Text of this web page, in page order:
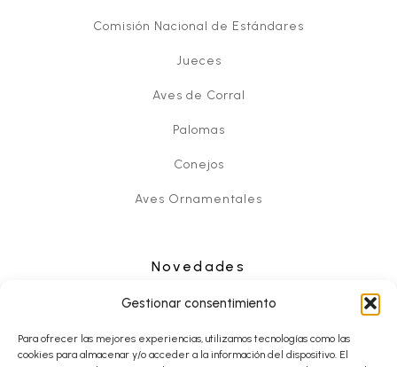
Gestionar consentimiento
Para ofrecer las mejores experiencias, utilizamos tecnologías como las
cookies para almacenar y/o acceder a la información del dispositivo. El
Comisión Nacional de Estándares
Jueces
Aves de Corral
Palomas
Conejos
Aves Ornamentales
Novedades
Noticias
Eventos